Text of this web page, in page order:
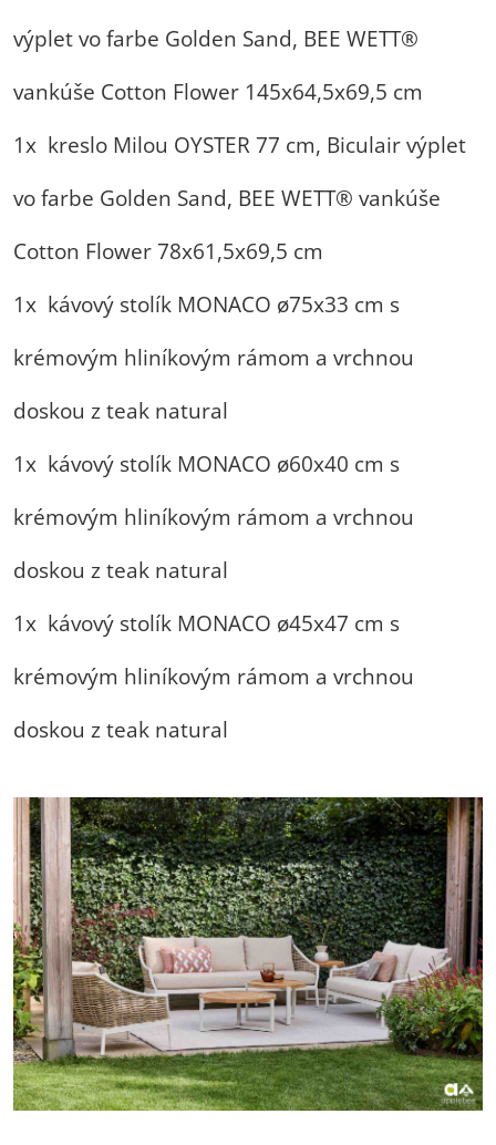
výplet vo farbe Golden Sand, BEE WETT®
vankúše Cotton Flower 145x64,5x69,5 cm
1x kreslo Milou OYSTER 77 cm, Biculair výplet
vo farbe Golden Sand, BEE WETT® vankúše
Cotton Flower 78x61,5x69,5 cm
1x kávový stolík MONACO ø75x33 cm s
krémovým hliníkovým rámom a vrchnou
doskou z teak natural
1x kávový stolík MONACO ø60x40 cm s
krémovým hliníkovým rámom a vrchnou
doskou z teak natural
1x kávový stolík MONACO ø45x47 cm s
krémovým hliníkovým rámom a vrchnou
doskou z teak natural